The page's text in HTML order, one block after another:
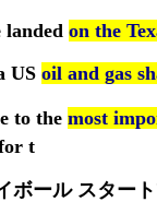
landed on the
US oil and gas
to the most
t
ボール スター